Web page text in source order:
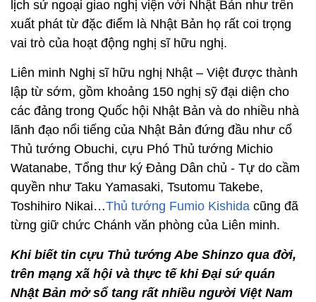
lịch sử ngoại giao nghị viện với Nhật Bản như trên
xuất phát từ đặc điểm là Nhật Bản họ rất coi trọng
vai trò của hoạt động nghị sĩ hữu nghị.
Liên minh Nghị sĩ hữu nghị Nhật – Việt được thành
lập từ sớm, gồm khoảng 150 nghị sỹ đại diện cho
các đảng trong Quốc hội Nhật Bản và do nhiều nhà
lãnh đạo nổi tiếng của Nhật Bản đứng đầu như cố
Thủ tướng Obuchi, cựu Phó Thủ tướng Michio
Watanabe, Tổng thư ký Đảng Dân chủ - Tự do cầm
quyền như Taku Yamasaki, Tsutomu Takebe,
Toshihiro Nikai…Thủ tướng Fumio Kishida cũng đã
từng giữ chức Chánh văn phòng của Liên minh.
Khi biết tin cựu Thủ tướng Abe Shinzo qua đời,
trên mạng xã hội và thực tế khi Đại sứ quán
Nhật Bản mở sổ tang rất nhiều người Việt Nam